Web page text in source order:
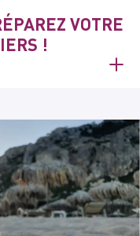
VOTRE
!